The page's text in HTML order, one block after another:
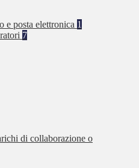
e posta elettronica 1
7
di collaborazione o